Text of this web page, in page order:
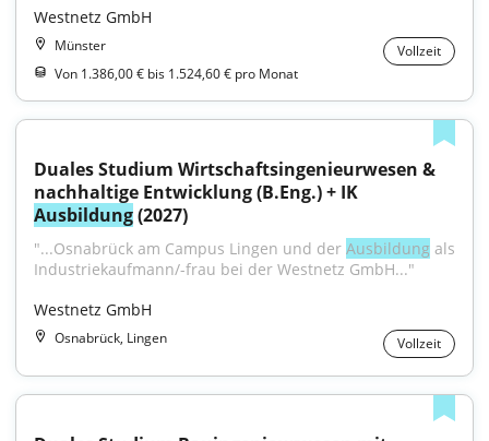
Westnetz GmbH
Münster
Vollzeit
Von 1.386,00 € bis 1.524,60 € pro Monat
Duales Studium Wirtschaftsingenieurwesen &
Ausbildung (2027)
"...Osnabrück am Campus Lingen und der Ausbildung als
Industriekaufmann/-frau bei der Westnetz GmbH..."
Westnetz GmbH
Osnabrück, Lingen Vollzeit